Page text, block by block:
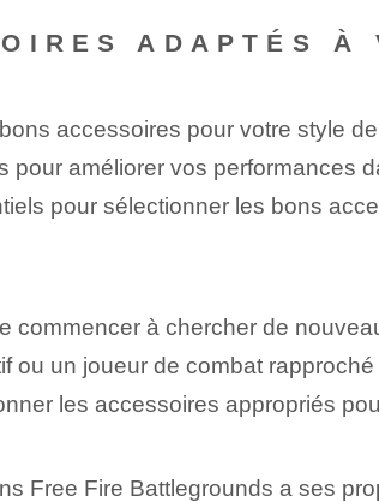
ADAPTÉS À
accessoires pour votre style
améliorer vos performances
pour sélectionner les bons
commencer à chercher de
ou un joueur de combat
les accessoires appropriés
Free Fire Battlegrounds a ses